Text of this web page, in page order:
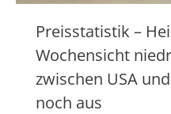
Preisstatistik –
Wochensicht
zwischen USA
noch aus